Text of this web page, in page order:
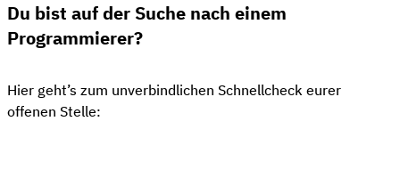
Du bist auf der Suche nach einem
Programmierer?
Hier geht’s zum unverbindlichen Schnellcheck eurer
offenen Stelle: